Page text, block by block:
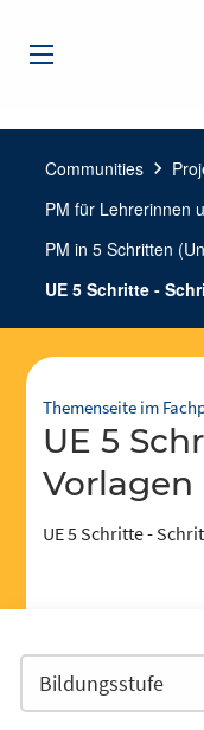
Communities chevron_right
PM für Lehrerinnen
PM in 5 Schritten
UE 5 Schritte -
Themenseite im
UE 5 Schritte – Schritt 4
Vorlagen
UE 5 Schritte -